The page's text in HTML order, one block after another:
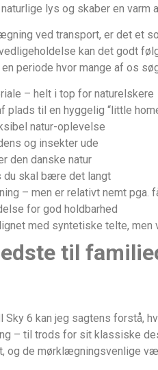
lys og skaber en
ved transport, er det et
kan det godt
periode hvor mange af os
– helt i top for naturelskere
plads til en hyggelig “little
natur-oplevelse
og insekter ude
den danske natur
du skal bære det langt
– men er relativt nemt pga.
for god holdbarhed
med syntetiske telte,
til
6 kan jeg sagtens forstå,
– til trods for sit klassiske
og de mørklægningsvenlige